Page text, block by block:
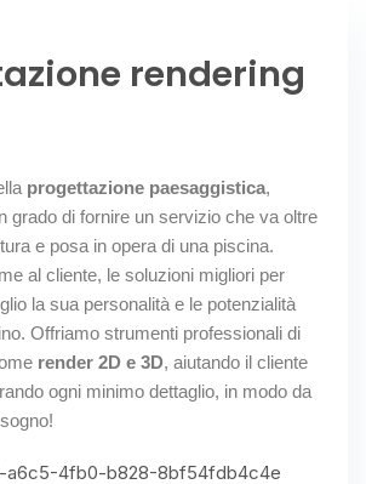
rendering
progettazione paesaggistica,
grado di fornire un servizio che va oltre
e posa in opera di una piscina.
al cliente, le soluzioni migliori per
la sua personalità e le potenzialità
Offriamo strumenti professionali di
render 2D e 3D, aiutando il cliente
ogni minimo dettaglio, in modo da